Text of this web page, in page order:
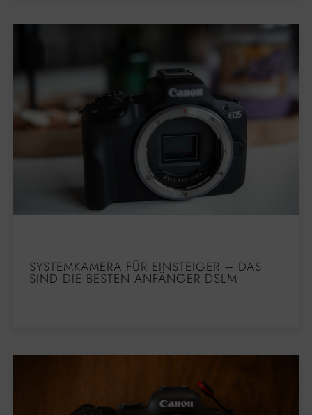
SYSTEMKAMERA FÜR EINSTEIGER – DAS
SIND DIE BESTEN ANFÄNGER DSLM